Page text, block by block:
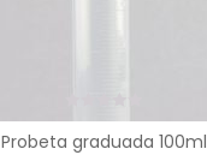
Probeta graduada 100ml
0
out